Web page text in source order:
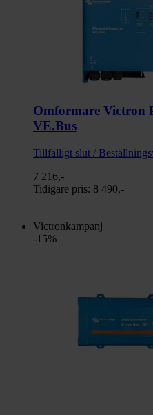
Omformare Victron
VE.Bus
Tillfälligt slut /
7 216,-
Tidigare pris: 8 490,-
Victronkampanj
-15%